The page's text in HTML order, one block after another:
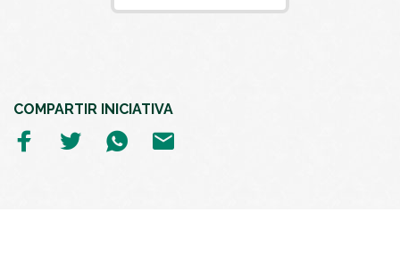
COMPARTIR INICIATIVA